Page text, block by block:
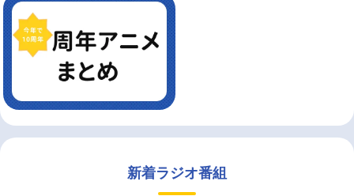
新着ラジオ番組